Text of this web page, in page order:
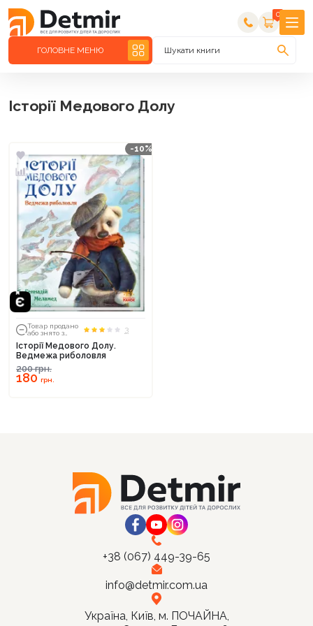
0
ГОЛОВНЕ МЕНЮ Шукати книги
Історії Медового Долу
-10%
Товар продано
або знято з
3
Історії Медового Долу.
Ведмежа риболовля
200грн.
180грн.
+38 (067) 449-39-65
info@detmir.com.ua
Україна, Київ, м. ПОЧАЙНА,